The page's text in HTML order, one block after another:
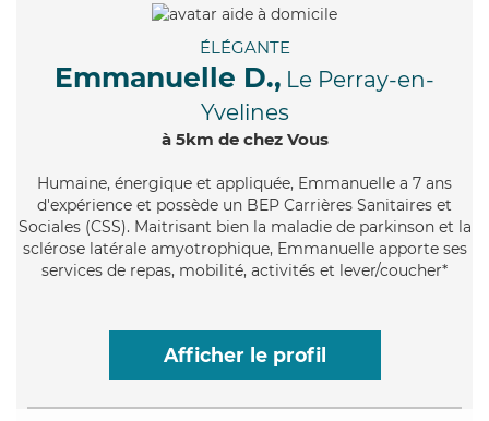
ÉLÉGANTE
Emmanuelle D., Le Perray-en-
Yvelines
à 5km de chez Vous
Humaine, énergique et appliquée, Emmanuelle a 7 ans
d'expérience et possède un BEP Carrières Sanitaires et
Sociales (CSS). Maitrisant bien la maladie de parkinson et la
sclérose latérale amyotrophique, Emmanuelle apporte ses
services de repas, mobilité, activités et lever/coucher*
Afficher le profil